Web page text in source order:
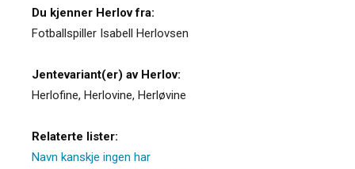
Du kjenner Herlov fra:
Fotballspiller Isabell Herlovsen
Jentevariant(er) av Herlov:
Herlofine, Herlovine, Herløvine
Relaterte lister:
Navn kanskje ingen har